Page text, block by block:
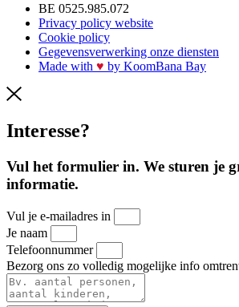
BE 0525.985.072
Privacy policy website
Cookie policy
Gegevensverwerking onze diensten
Made with ♥︎ by KoomBana Bay
Interesse?
Vul het formulier in. We sturen je
informatie.
Vul je e-mailadres in
Je naam
Telefoonnummer
Bezorg ons zo volledig mogelijke info